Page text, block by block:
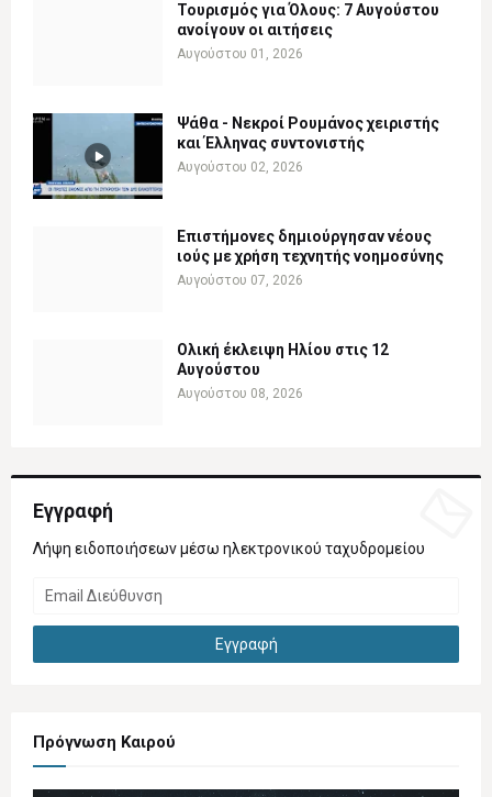
Τουρισμός για Όλους: 7 Αυγούστου
ανοίγουν οι αιτήσεις
Αυγούστου 01, 2026
Ψάθα - Νεκροί Ρουμάνος χειριστής
και Έλληνας συντονιστής
Αυγούστου 02, 2026
Επιστήμονες δημιούργησαν νέους
ιούς με χρήση τεχνητής νοημοσύνης
Αυγούστου 07, 2026
Ολική έκλειψη Ηλίου στις 12
Αυγούστου
Αυγούστου 08, 2026
Εγγραφή
Λήψη ειδοποιήσεων μέσω ηλεκτρονικού ταχυδρομείου
Πρόγνωση Καιρού